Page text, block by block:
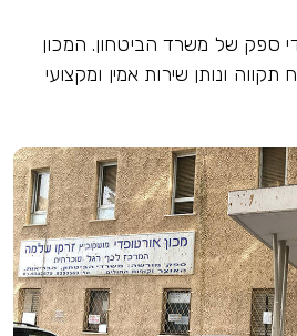
ספק של משרד הביטחון. המכון
בפתח תקווה ונותן שירות אמין ומקצועי